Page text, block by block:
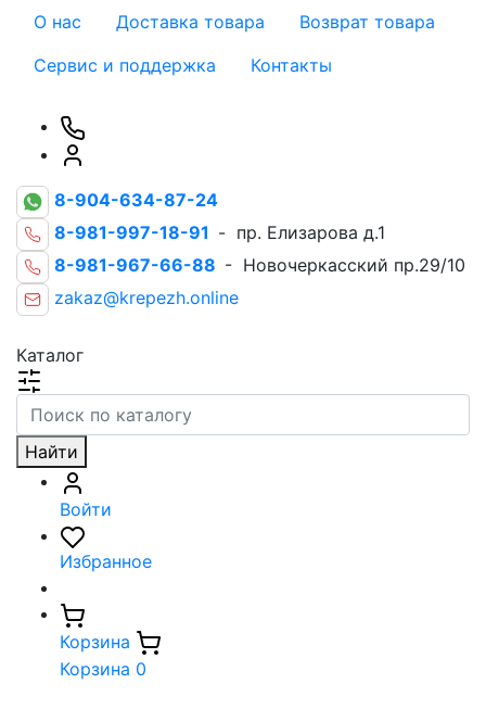
О нас Доставка товара
Возврат товара
Сервис и поддержка
Контакты
8-904-634-87-24
8-981-997-18-91 - пр. Елизарова д.1
8-981-967-66-88 - Новочеркасский пр.29/10
zakaz@krepezh.online
Каталог
Найти
Войти
Избранное
Корзина
Корзина 0